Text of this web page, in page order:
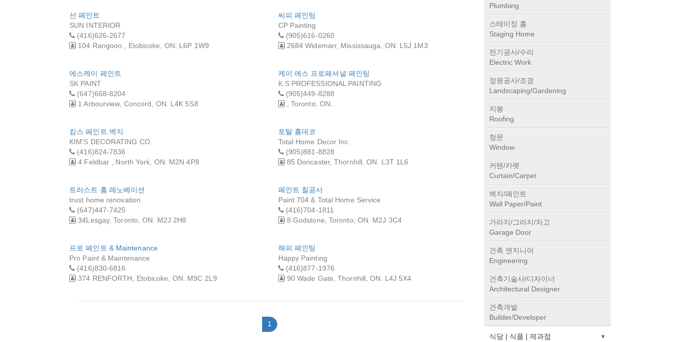
선 페인트
SUN INTERIOR
(416)626-2677
104 Rangoon , Etobicoke, ON. L6P 1W9
씨피 페인팅
CP Painting
(905)616-0260
2684 Widemarr, Mississauga, ON. L5J 1M3
에스케이 페인트
SK PAINT
(647)668-8204
1 Arbourview, Concord, ON. L4K 5S8
케이 에스 프로페셔널 페인팅
K.S PROFESSIONAL PAINTING
(905)449-8288
, Toronto, ON.
킴스 페인트.벽지
KIM'S DECORATING CO.
(416)824-7836
4 Feldbar , North York, ON. M2N 4P8
토탈 홈데코
Total Home Decor Inc
(905)881-8828
85 Doncaster, Thornhill, ON. L3T 1L6
트러스트 홈 레노베이션
trust home renovation
(647)447-7425
34Lesgay, Toronto, ON. M2J 2H8
페인트 칠공사
Paint 704 & Total Home Service
(416)704-1811
8 Godstone, Toronto, ON. M2J 3C4
프로 페인트 & Maintenance
Pro Paint & Maintenance
(416)830-6816
374 RENFORTH, Etobicoke, ON. M9C 2L9
해피 페인팅
Happy Painting
(416)877-1976
90 Wade Gate, Thornhill, ON. L4J 5X4
1
Plumbing
스테이징 홈
Staging Home
전기공사/수리
Electric Work
정원공사/조경
Landscaping/Gardening
지붕
Roofing
창문
Window
커텐/카펫
Curtain/Carpet
벽지/페인트
Wall Paper/Paint
가라지/그라지/차고
Garage Door
건축 엔지니어
Engineering
건축기술사/디자이너
Architectural Designer
건축개발
Builder/Developer
식당 | 식품 | 제과점